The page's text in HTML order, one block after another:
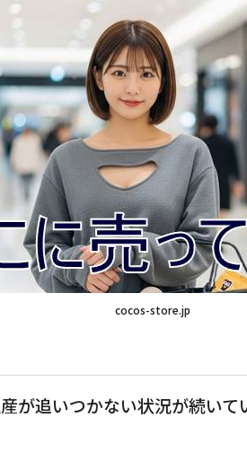
cocos-store.jp
が追いつかない状況が続いて